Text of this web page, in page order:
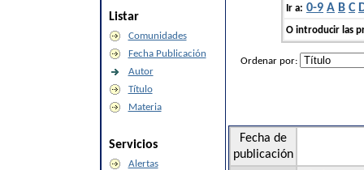
Listar
Comunidades
Fecha Publicación
Autor
Título
Materia
Servicios
Alertas
Ir a: 0-9 A B C
O introducir las
Ordenar por:
Fecha de
publicación